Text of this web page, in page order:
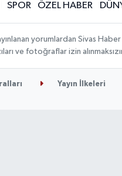
SPOR ÖZEL HABER
yorumlardan Sivas
ve fotoğraflar izin
Yayın İlkeleri